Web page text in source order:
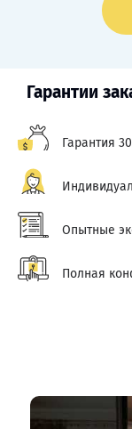
Гарантии
Гарантия
Опытные
Полная